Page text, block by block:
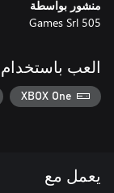
منشور بواسطة
505 Games Srl
العب باستخدام
XBOX One
يعمل مع